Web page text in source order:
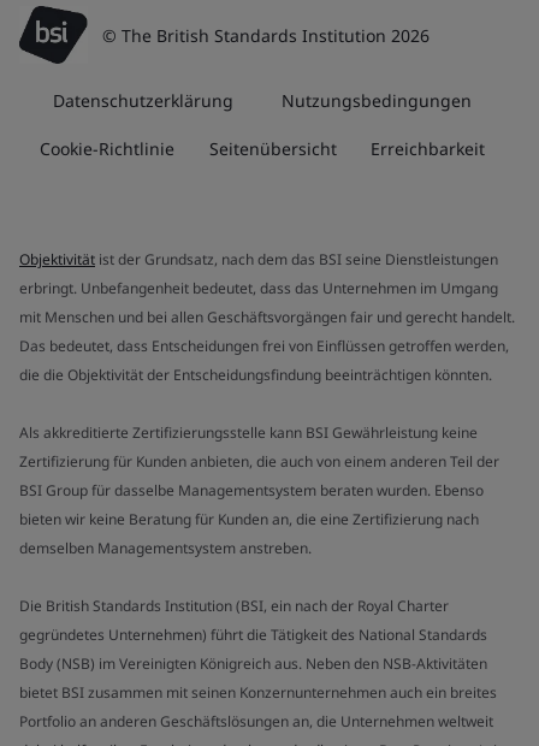
© The British Standards Institution 2026
Datenschutzerklärung Nutzungsbedingungen
Cookie-Richtlinie Seitenübersicht Erreichbarkeit
Objektivität ist der Grundsatz, nach dem das BSI seine Dienstleistungen
erbringt. Unbefangenheit bedeutet, dass das Unternehmen im Umgang
mit Menschen und bei allen Geschäftsvorgängen fair und gerecht handelt.
Das bedeutet, dass Entscheidungen frei von Einflüssen getroffen werden,
die die Objektivität der Entscheidungsfindung beeinträchtigen könnten.
Als akkreditierte Zertifizierungsstelle kann BSI Gewährleistung keine
Zertifizierung für Kunden anbieten, die auch von einem anderen Teil der
BSI Group für dasselbe Managementsystem beraten wurden. Ebenso
bieten wir keine Beratung für Kunden an, die eine Zertifizierung nach
demselben Managementsystem anstreben.
Die British Standards Institution (BSI, ein nach der Royal Charter
gegründetes Unternehmen) führt die Tätigkeit des National Standards
Body (NSB) im Vereinigten Königreich aus. Neben den NSB-Aktivitäten
bietet BSI zusammen mit seinen Konzernunternehmen auch ein breites
Portfolio an anderen Geschäftslösungen an, die Unternehmen weltweit